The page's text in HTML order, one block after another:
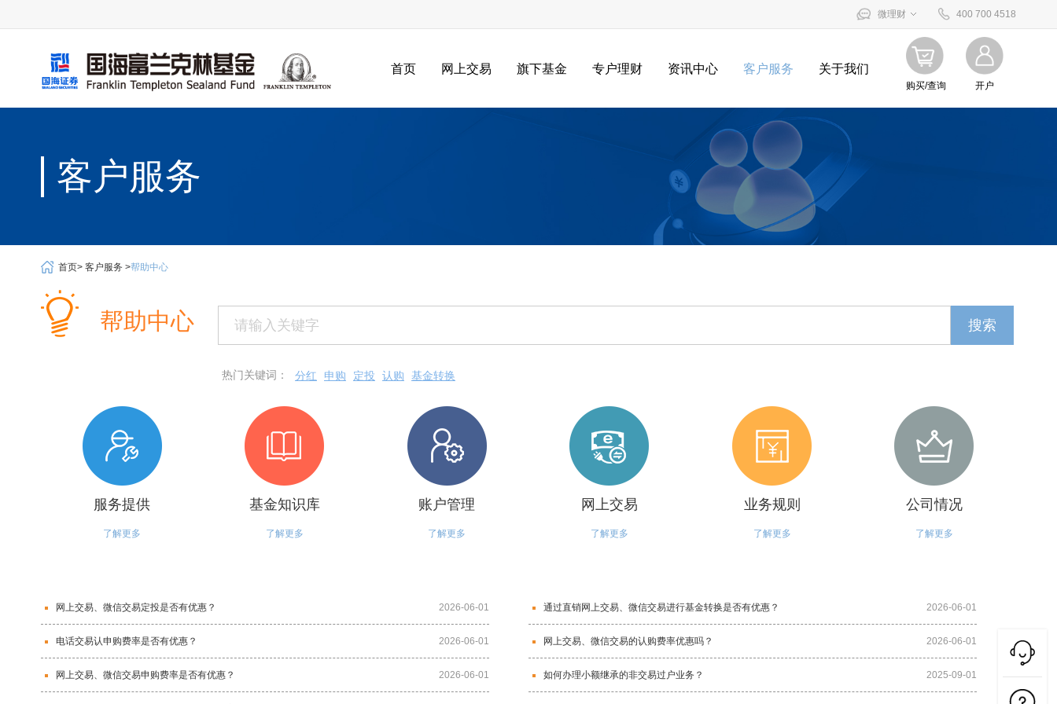
微理财 400 700 4518
首页 网上交易 旗下基金 专户理财 资讯中心 客户服务 关于我们
购买/查询 开户
客户服务
首页> 客户服务 >帮助中心
帮助中心 搜索
热门关键词： 分红 申购 定投 认购 基金转换
服务提供
了解更多
基金知识库
了解更多
账户管理
了解更多
网上交易
了解更多
业务规则
了解更多
公司情况
了解更多
网上交易、微信交易定投是否有优惠？ 2026-06-01 通过直销网上交易、微信交易进行基金转换是否有优惠？ 2026-06-01
电话交易认申购费率是否有优惠？ 2026-06-01 网上交易、微信交易的认购费率优惠吗？ 2026-06-01
网上交易、微信交易申购费率是否有优惠？ 2026-06-01 如何办理小额继承的非交易过户业务？ 2025-09-01